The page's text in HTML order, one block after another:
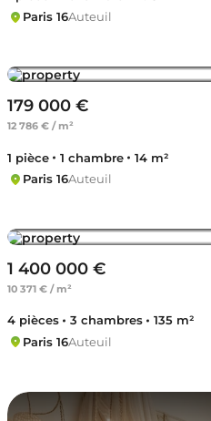
Paris 16Auteuil
179 000 €
12 786 € / m²
1 pièce 1 chambre
14 m²
Paris 16Auteuil
1 400 000 €
10 371 € / m²
4 pièces 3 chambres
135 m²
Paris 16Auteuil